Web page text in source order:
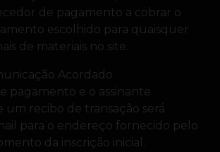
de pagamento a cobrar o
escolhido para quaisquer
de materiais no site.
Acordado
pagamento e o assinante
recibo de transação será
para o endereço fornecido pelo
da inscrição inicial.